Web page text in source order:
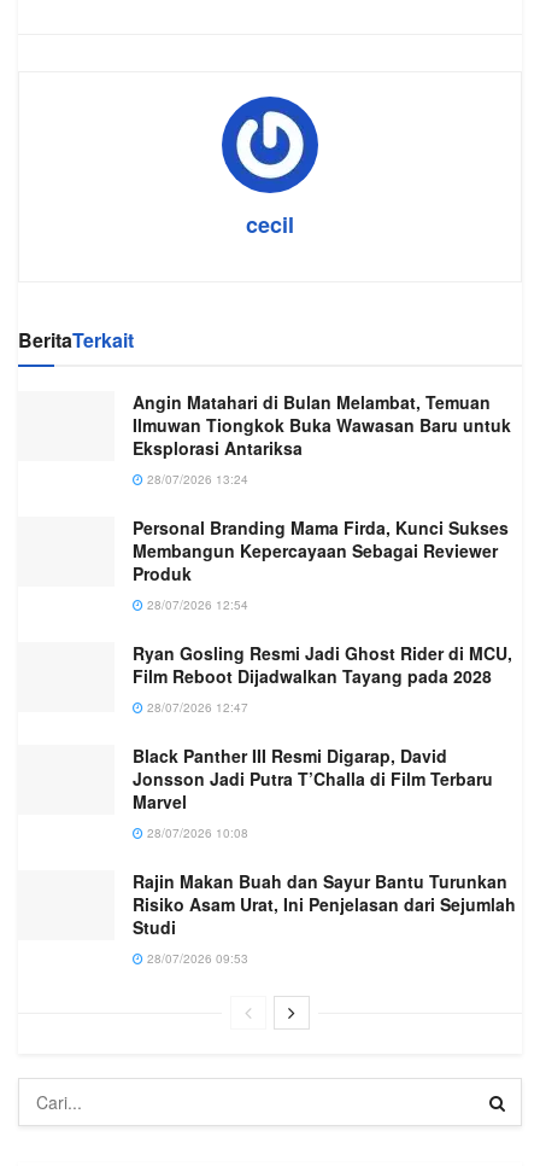
cecil
BeritaTerkait
Angin Matahari di Bulan Melambat, Temuan
Ilmuwan Tiongkok Buka Wawasan Baru untuk
Eksplorasi Antariksa
28/07/2026 13:24
Personal Branding Mama Firda, Kunci Sukses
Membangun Kepercayaan Sebagai Reviewer
Produk
28/07/2026 12:54
Ryan Gosling Resmi Jadi Ghost Rider di MCU,
Film Reboot Dijadwalkan Tayang pada 2028
28/07/2026 12:47
Black Panther III Resmi Digarap, David
Jonsson Jadi Putra T’Challa di Film Terbaru
Marvel
28/07/2026 10:08
Rajin Makan Buah dan Sayur Bantu Turunkan
Risiko Asam Urat, Ini Penjelasan dari Sejumlah
Studi
28/07/2026 09:53